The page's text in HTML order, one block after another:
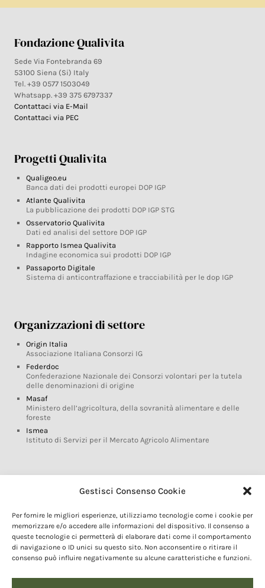
Gestisci Consenso Cookie
Per fornire le migliori esperienze, utilizziamo tecnologie come i cookie per
memorizzare e/o accedere alle informazioni del dispositivo. Il consenso a
queste tecnologie ci permetterà di elaborare dati come il comportamento
di navigazione o ID unici su questo sito. Non acconsentire o ritirare il
consenso può influire negativamente su alcune caratteristiche e funzioni.
Fondazione Qualivita
Sede Via Fontebranda 69
53100 Siena (Si) Italy
Tel. +39 0577 1503049
Whatsapp. +39 375 6797337
Contattaci via E-Mail
Contattaci via PEC
Progetti Qualivita
Qualigeo.eu
Banca dati dei prodotti europei DOP IGP
Atlante Qualivita
La pubblicazione dei prodotti DOP IGP STG
Osservatorio Qualivita
Dati ed analisi del settore DOP IGP
Rapporto Ismea Qualivita
Indagine economica sui prodotti DOP IGP
Passaporto Digitale
Sistema di anticontraffazione e tracciabilità per le dop IGP
Organizzazioni di settore
Origin Italia
Associazione Italiana Consorzi IG
Federdoc
Confederazione Nazionale dei Consorzi volontari per la tutela
delle denominazioni di origine
Masaf
Ministero dell’agricoltura, della sovranità alimentare e delle
foreste
Ismea
Istituto di Servizi per il Mercato Agricolo Alimentare
Glossario DOP IGP
Marchi DOP IGP
Normativa prodotti DOP IGP
Consorzi di Tutela
Farm To Fork e prodotti DOP IGP